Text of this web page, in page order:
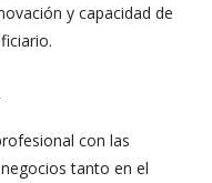
y capacidad de
con las
tanto en el